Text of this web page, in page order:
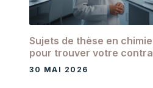
Sujets de thèse en
pour trouver votre
30 MAI 2026